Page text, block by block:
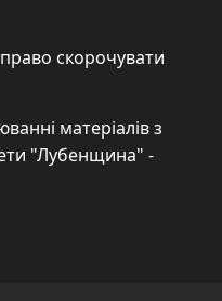
скорочувати
матеріалів з
"Лубенщина" -